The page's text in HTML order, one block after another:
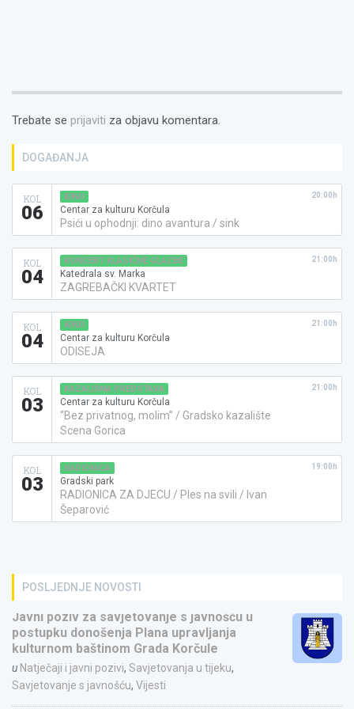
Trebate se prijaviti za objavu komentara.
DOGAĐANJA
KOL
06
KINO
Centar za kulturu Korčula
Psići u ophodnji: dino avantura / sink
20:00h
KOL
04
KONCERT KLASIČNE GLAZBE
Katedrala sv. Marka
ZAGREBAČKI KVARTET
21:00h
KOL
04
KINO
Centar za kulturu Korčula
ODISEJA
21:00h
KOL
03
KAZALIŠNA PREDSTAVA
Centar za kulturu Korčula
“Bez privatnog, molim” / Gradsko kazalište
Scena Gorica
21:00h
KOL
03
RADIONICA
Gradski park
RADIONICA ZA DJECU / Ples na svili / Ivan
Šeparović
19:00h
POSLJEDNJE NOVOSTI
Javni poziv za savjetovanje s javnošću u
postupku donošenja Plana upravljanja
kulturnom baštinom Grada Korčule
u Natječaji i javni pozivi, Savjetovanja u tijeku,
Savjetovanje s javnošću, Vijesti